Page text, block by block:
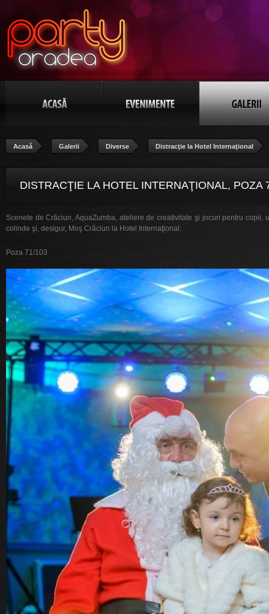
Acasă Galerii Diverse Distracţie la Hotel Internaţional
DISTRACŢIE LA HOTEL INTERNAŢIONAL, POZA
Scenete de Crăciun, AquaZumba, ateliere de creativitate şi jocuri pentru copii,
colinde şi, desigur, Moş Crăciun la Hotel Internaţional.
Poza 71/103